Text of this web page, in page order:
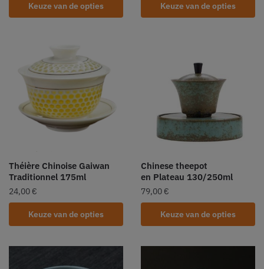
Keuze van de opties Keuze van de opties
Théière Chinoise Gaiwan
Traditionnel 175ml
24,00 €
Keuze van de opties
Chinese theepot
en Plateau 130/250ml
79,00 €
Keuze van de opties